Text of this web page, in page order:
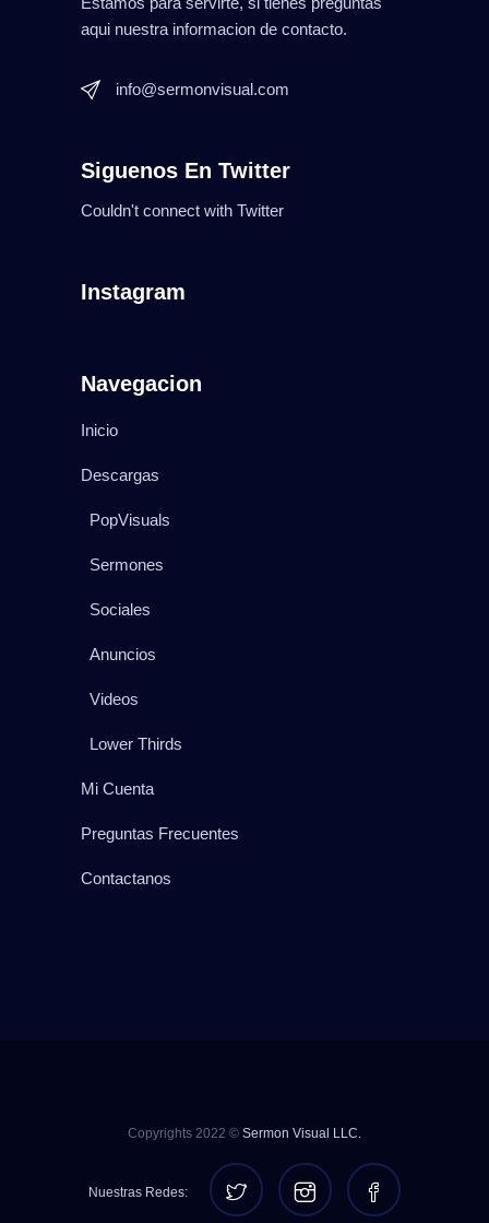
aqui nuestra informacion de contacto.
info@sermonvisual.com
Siguenos En Twitter
Couldn't connect with Twitter
Instagram
Navegacion
Inicio
Descargas
PopVisuals
Sermones
Sociales
Anuncios
Videos
Lower Thirds
Mi Cuenta
Preguntas Frecuentes
Contactanos
Copyrights 2022 © Sermon Visual LLC.
Nuestras Redes: